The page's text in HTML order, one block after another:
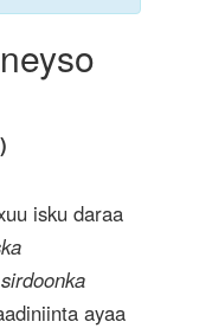
isku daraa
sirdoonka
ayaa